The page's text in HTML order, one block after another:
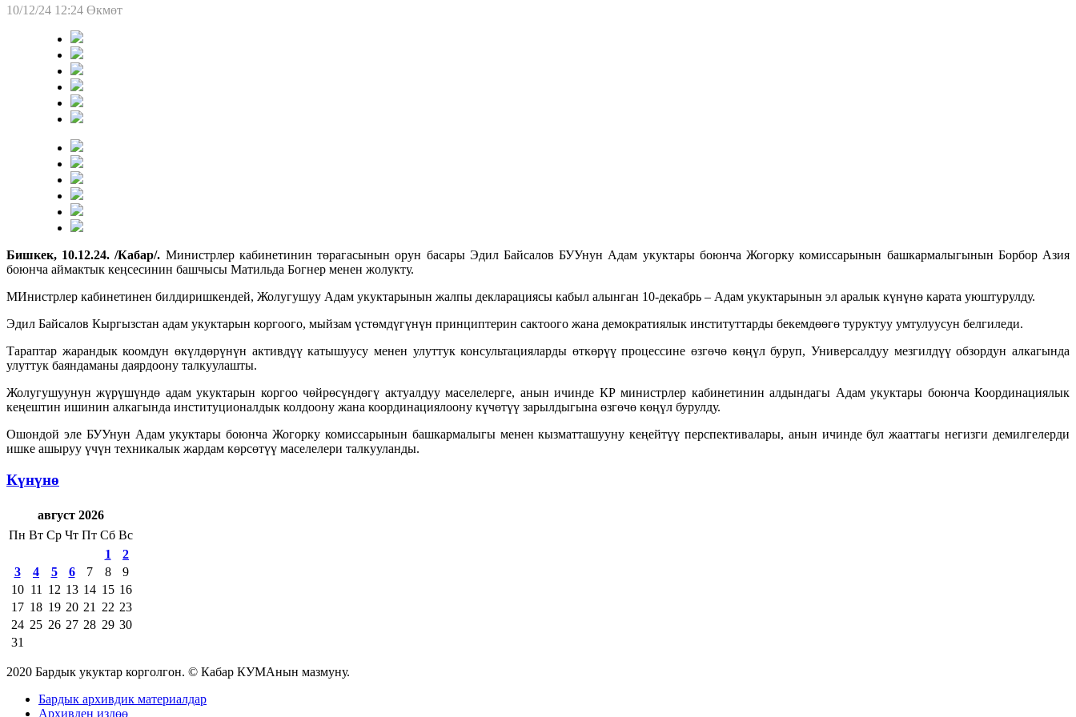
10/12/24 12:24 Өкмөт
Бишкек, 10.12.24. /Кабар/. Министрлер кабинетинин төрагасынын орун басары Эдил Байсалов БУУнун Адам укуктары боюнча Жогорку комиссарынын башкармалыгынын Борбор Азия
боюнча аймактык кеңсесинин башчысы Матильда Богнер менен жолукту.
МИнистрлер кабинетинен билдиришкендей, Жолугушуу Адам укуктарынын жалпы декларациясы кабыл алынган 10-декабрь – Адам укуктарынын эл аралык күнүнө карата уюштурулду.
Эдил Байсалов Кыргызстан адам укуктарын коргоого, мыйзам үстөмдүгүнүн принциптерин сактоого жана демократиялык институттарды бекемдөөгө туруктуу умтулуусун белгиледи.
Тараптар жарандык коомдун өкүлдөрүнүн активдүү катышуусу менен улуттук консультацияларды өткөрүү процессине өзгөчө көңүл буруп, Универсалдуу мезгилдүү обзордун алкагында
улуттук баяндаманы даярдоону талкуулашты.
Жолугушуунун жүрүшүндө адам укуктарын коргоо чөйрөсүндөгү актуалдуу маселелерге, анын ичинде КР министрлер кабинетинин алдындагы Адам укуктары боюнча Координациялык
кеңештин ишинин алкагында институционалдык колдоону жана координациялоону күчөтүү зарылдыгына өзгөчө көңүл бурулду.
Ошондой эле БУУнун Адам укуктары боюнча Жогорку комиссарынын башкармалыгы менен кызматташууну кеңейтүү перспективалары, анын ичинде бул жааттагы негизги демилгелерди
ишке ашыруу үчүн техникалык жардам көрсөтүү маселелери талкууланды.
Күнүнө
август 2026
Пн Вт Ср Чт Пт Сб Вс
1
2
3
4 5 6 7 8
9
10 11 12 13 14 15 16
17 18 19 20 21 22 23
24 25 26 27 28 29 30
31
2020 Бардык укуктар корголгон. © Кабар КУМАнын мазмуну.
Бардык архивдик материалдар
Архивден издөө